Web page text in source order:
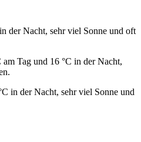
der Nacht, sehr viel Sonne und oft
am Tag und 16 °C in der Nacht,
in der Nacht, sehr viel Sonne und